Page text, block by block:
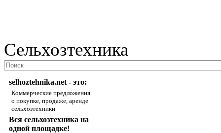
Сельхозтехника
selhoztehnika.net - это:
Коммерческие предложения
о покупке, продаже, аренде
сельхозтехники
Вся сельхозтехника на
одной площадке!